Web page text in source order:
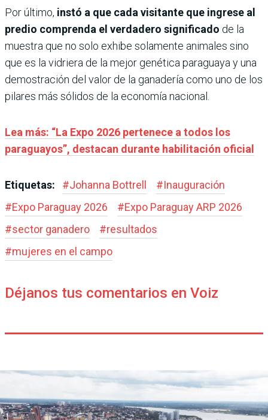
Por último, instó a que cada visitante que ingrese al
predio comprenda el verdadero significado de la
muestra que no solo exhibe solamente animales sino
que es la vidriera de la mejor genética paraguaya y una
demostración del valor de la ganadería como uno de los
pilares más sólidos de la economía nacional.
Lea más: “La Expo 2026 pertenece a todos los
paraguayos”, destacan durante habilitación oficial
Etiquetas: #Johanna Bottrell #Inauguración
#Expo Paraguay 2026 #Expo Paraguay ARP 2026
#sector ganadero #resultados
#mujeres en el campo
Déjanos tus comentarios en Voiz